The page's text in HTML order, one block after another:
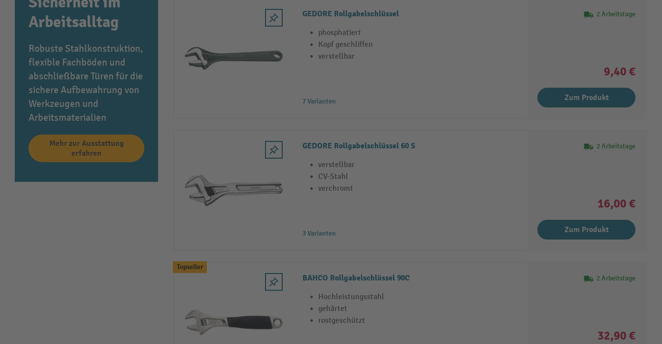
Arbeitsalltag
Robuste Stahlkonstruktion,
flexible Fachböden und
abschließbare Türen für die
sichere Aufbewahrung von
Werkzeugen und
Arbeitsmaterialien
Mehr zur Ausstattung
erfahren
GEDORE Rollgabelschlüssel
phosphatiert
Kopf geschliffen
verstellbar
7 Varianten
2 Arbeitstage
9,40 €
Zum Produkt
GEDORE Rollgabelschlüssel 60 S
verstellbar
CV-Stahl
verchromt
3 Varianten
2 Arbeitstage
16,00 €
Zum Produkt
Topseller
BAHCO Rollgabelschlüssel 90C
Hochleistungsstahl
gehärtet
rostgeschützt
2 Arbeitstage
32,90 €